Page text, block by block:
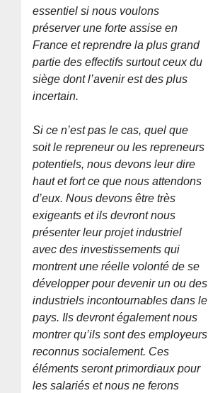
essentiel si nous voulons
préserver une forte assise en
France et reprendre la plus grand
partie des effectifs surtout ceux du
siège dont l’avenir est des plus
incertain.
Si ce n’est pas le cas, quel que
soit le repreneur ou les repreneurs
potentiels, nous devons leur dire
haut et fort ce que nous attendons
d’eux. Nous devons être très
exigeants et ils devront nous
présenter leur projet industriel
avec des investissements qui
montrent une réelle volonté de se
développer pour devenir un ou des
industriels incontournables dans le
pays. Ils devront également nous
montrer qu’ils sont des employeurs
reconnus socialement. Ces
éléments seront primordiaux pour
les salariés et nous ne ferons